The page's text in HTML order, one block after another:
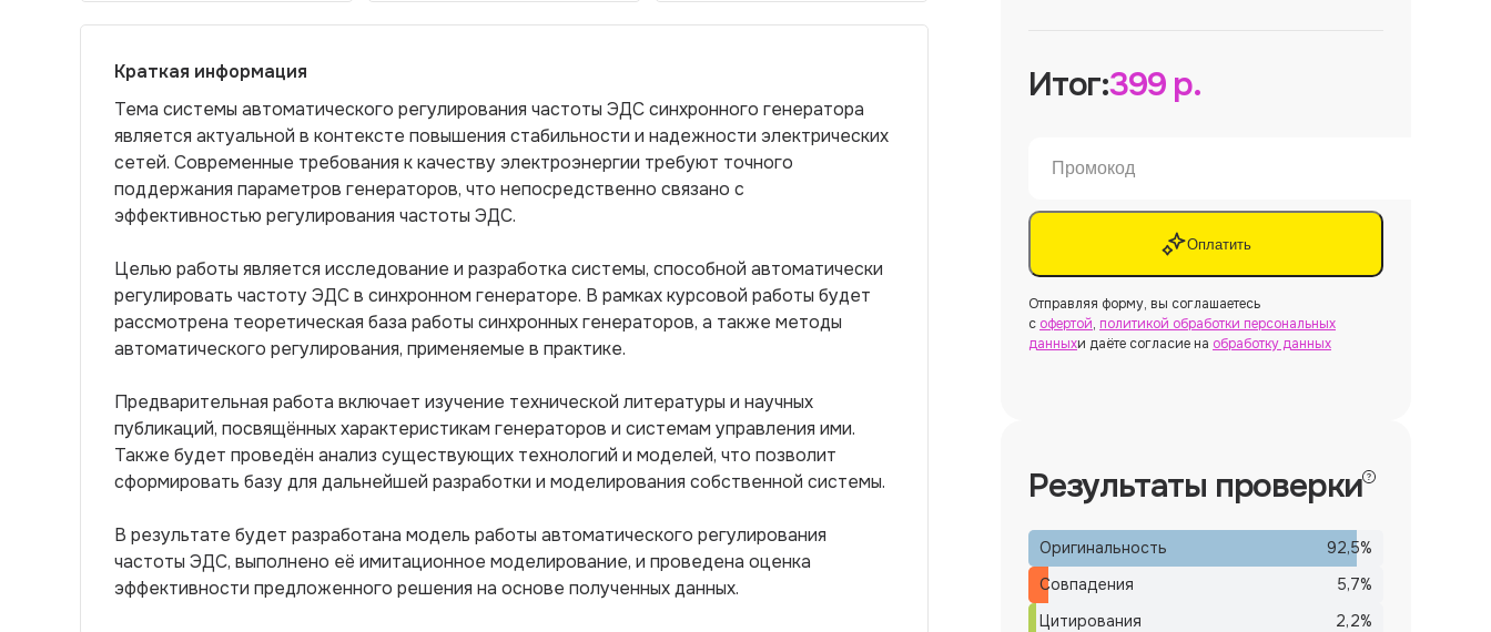
Краткая информация
Тема системы автоматического регулирования частоты ЭДС синхронного генератора
является актуальной в контексте повышения стабильности и надежности электрических
сетей. Современные требования к качеству электроэнергии требуют точного
поддержания параметров генераторов, что непосредственно связано с
эффективностью регулирования частоты ЭДС.
Целью работы является исследование и разработка системы, способной автоматически
регулировать частоту ЭДС в синхронном генераторе. В рамках курсовой работы будет
рассмотрена теоретическая база работы синхронных генераторов, а также методы
автоматического регулирования, применяемые в практике.
Предварительная работа включает изучение технической литературы и научных
публикаций, посвящённых характеристикам генераторов и системам управления ими.
Также будет проведён анализ существующих технологий и моделей, что позволит
сформировать базу для дальнейшей разработки и моделирования собственной системы.
В результате будет разработана модель работы автоматического регулирования
частоты ЭДС, выполнено её имитационное моделирование, и проведена оценка
эффективности предложенного решения на основе полученных данных.
Итог:399р.
Оплатить
Отправляя форму, вы соглашаетесь
с офертой, политикой обработки персональных
данныхи даёте согласие на обработку данных
Результаты проверки
Оригинальность 92,5%
Совпадения
5,7%
Цитирования
2,2%